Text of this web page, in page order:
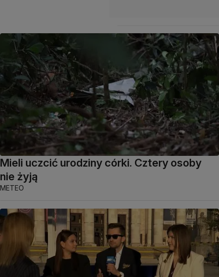
Mieli uczcić urodziny córki. Cztery osoby
nie żyją
METEO